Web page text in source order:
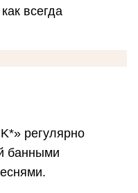
всегда
регулярно
банными